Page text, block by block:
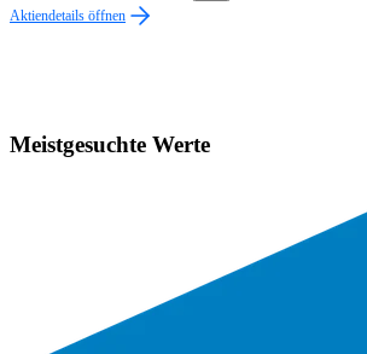
Aktiendetails öffnen
Meistgesuchte Werte